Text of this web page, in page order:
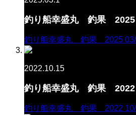
釣り船幸盛丸 釣果
釣り船幸盛丸 釣果 2025 03/
2022.10.15
釣り船幸盛丸 釣果
釣り船幸盛丸 釣果 2022 10/